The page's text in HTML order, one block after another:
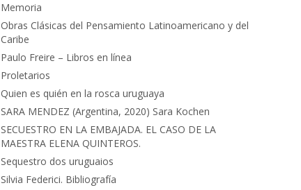
Memoria
Obras Clásicas del Pensamiento Latinoamericano y del
Caribe
Paulo Freire – Libros en línea
Proletarios
Quien es quién en la rosca uruguaya
SARA MENDEZ (Argentina, 2020) Sara Kochen
SECUESTRO EN LA EMBAJADA. EL CASO DE LA
MAESTRA ELENA QUINTEROS.
Sequestro dos uruguaios
Silvia Federici. Bibliografía